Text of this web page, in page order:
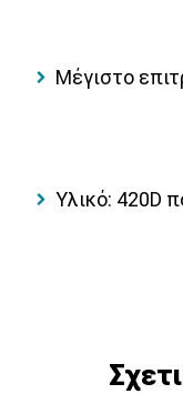
Μέγιστο
Υλικό: 420D